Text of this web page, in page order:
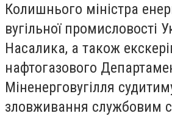
Колишнього міністра
вугільної промисловості
Насалика, а також
нафтогазового
Міненерговугілля
зловживання службовим